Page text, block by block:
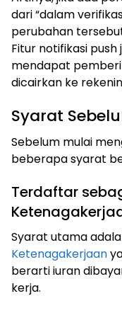
dari “dalam
perubahan
Fitur notifikasi
mendapat
dicairkan ke
Syarat
Sebelum mulai
beberapa syarat
Terdaftar
Syarat utama
Ketenagakerjaan
berarti iuran
kerja.